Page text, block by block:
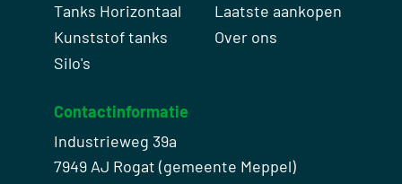
Tanks Horizontaal
Kunststof tanks
Silo's
Laatste aankopen
Over ons
Contactinformatie
Industrieweg 39a
7949 AJ Rogat (gemeente Meppel)